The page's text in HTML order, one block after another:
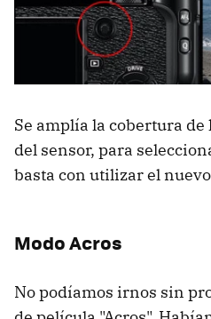
Se amplía la cobertura
del sensor, para
basta con utilizar el
Modo Acros
No podíamos irnos sin